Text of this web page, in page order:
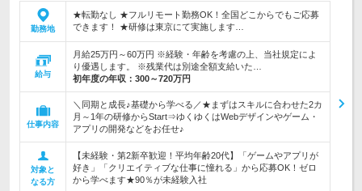
勤務地
★転勤なし ★フルリモート勤務OK！全国どこからでもご応募
できます！ ★研修は東京にて実施します…
給与
月給25万円～60万円 ※経験・年齢を考慮の上、当社規定によ
り優遇します。 ※残業代は別途全額支給いた…
初年度の年収： 300～720万円
仕事内容
＼同期と成長♪基礎から学べる／★まずはスキルに合わせた2カ
月～1年の研修からStart⇒ゆくゆくはWebデザインやゲーム・
アプリの開発などをお任せ♪
対象と
なる方
【未経験・第2新卒歓迎！平均年齢20代】「ゲームやアプリが
好き」「クリエイティブな仕事に憧れる」から応募OK！ゼロ
から学べます★90％が未経験入社